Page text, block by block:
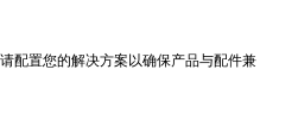
配置您的解决方案以确保产品与配件兼